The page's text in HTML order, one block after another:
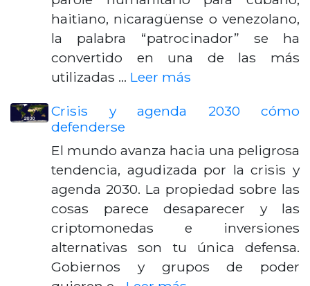
haitiano, nicaragüense o venezolano,
la palabra “patrocinador” se ha
convertido en una de las más
utilizadas … Leer más
Crisis y agenda 2030 cómo
defenderse
El mundo avanza hacia una peligrosa
tendencia, agudizada por la crisis y
agenda 2030. La propiedad sobre las
cosas parece desaparecer y las
criptomonedas e inversiones
alternativas son tu única defensa.
Gobiernos y grupos de poder